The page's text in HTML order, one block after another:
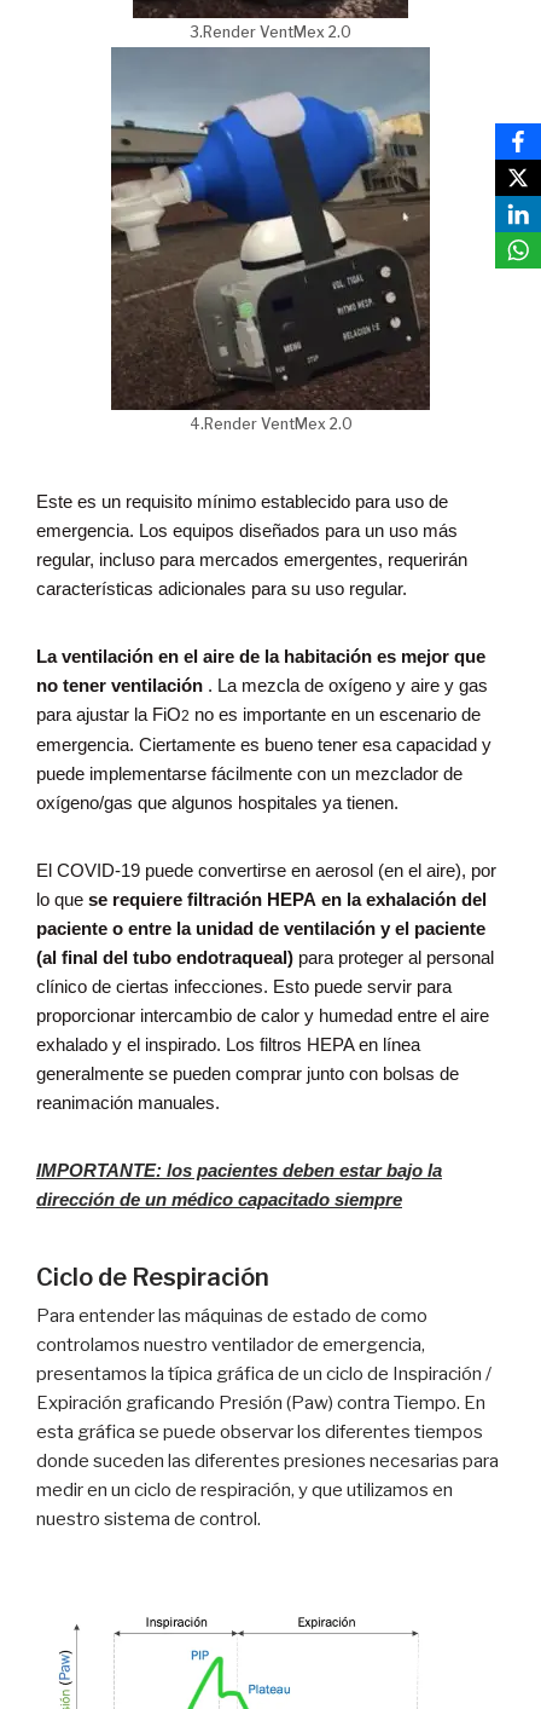
3.Render VentMex 2.0
4.Render VentMex 2.0
Este es un requisito mínimo establecido para uso de
emergencia. Los equipos diseñados para un uso más
regular, incluso para mercados emergentes, requerirán
características adicionales para su uso regular.
La ventilación en el aire de la habitación es mejor que
no tener ventilación . La mezcla de oxígeno y aire y gas
para ajustar la FiO2 no es importante en un escenario de
emergencia. Ciertamente es bueno tener esa capacidad y
puede implementarse fácilmente con un mezclador de
oxígeno/gas que algunos hospitales ya tienen.
El COVID-19 puede convertirse en aerosol (en el aire), por
lo que se requiere filtración HEPA en la exhalación del
paciente o entre la unidad de ventilación y el paciente
(al final del tubo endotraqueal) para proteger al personal
clínico de ciertas infecciones. Esto puede servir para
proporcionar intercambio de calor y humedad entre el aire
exhalado y el inspirado. Los filtros HEPA en línea
generalmente se pueden comprar junto con bolsas de
reanimación manuales.
IMPORTANTE: los pacientes deben estar bajo la
dirección de un médico capacitado siempre
Ciclo de Respiración
Para entender las máquinas de estado de como
controlamos nuestro ventilador de emergencia,
presentamos la típica gráfica de un ciclo de Inspiración /
Expiración graficando Presión (Paw) contra Tiempo. En
esta gráfica se puede observar los diferentes tiempos
donde suceden las diferentes presiones necesarias para
medir en un ciclo de respiración, y que utilizamos en
nuestro sistema de control.